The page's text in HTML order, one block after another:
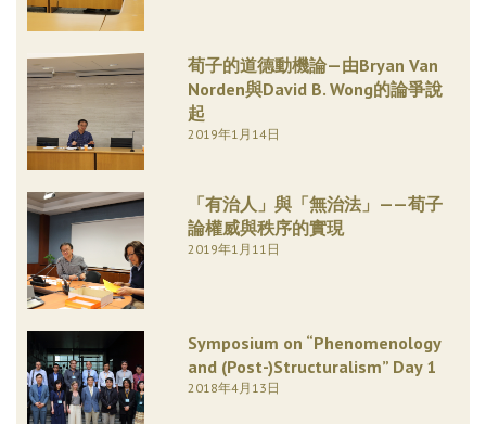
荀子的道德動機論—由Bryan Van
Norden與David B. Wong的論爭說
起
2019年1月14日
「有治人」與「無治法」——荀子
論權威與秩序的實現
2019年1月11日
Symposium on “Phenomenology
and (Post-)Structuralism” Day 1
2018年4月13日